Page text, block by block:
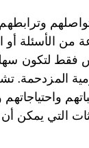
الأسئلة أو
فقط لتكون
المزدحمة.
التي يمكن